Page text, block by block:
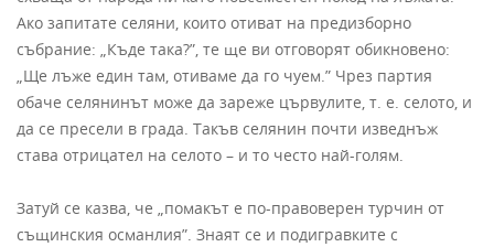
Ако запитате селяни, които отиват на предизборно
събрание: „Къде така?”, те ще ви отговорят обикновено:
„Ще лъже един там, отиваме да го чуем.” Чрез партия
обаче селянинът може да зареже цървулите, т. е. селото, и
да се пресели в града. Такъв селянин почти изведнъж
става отрицател на селото – и то често най-голям.
Затуй се казва, че „помакът е по-правоверен турчин от
същинския османлия”. Знаят се и подигравките с